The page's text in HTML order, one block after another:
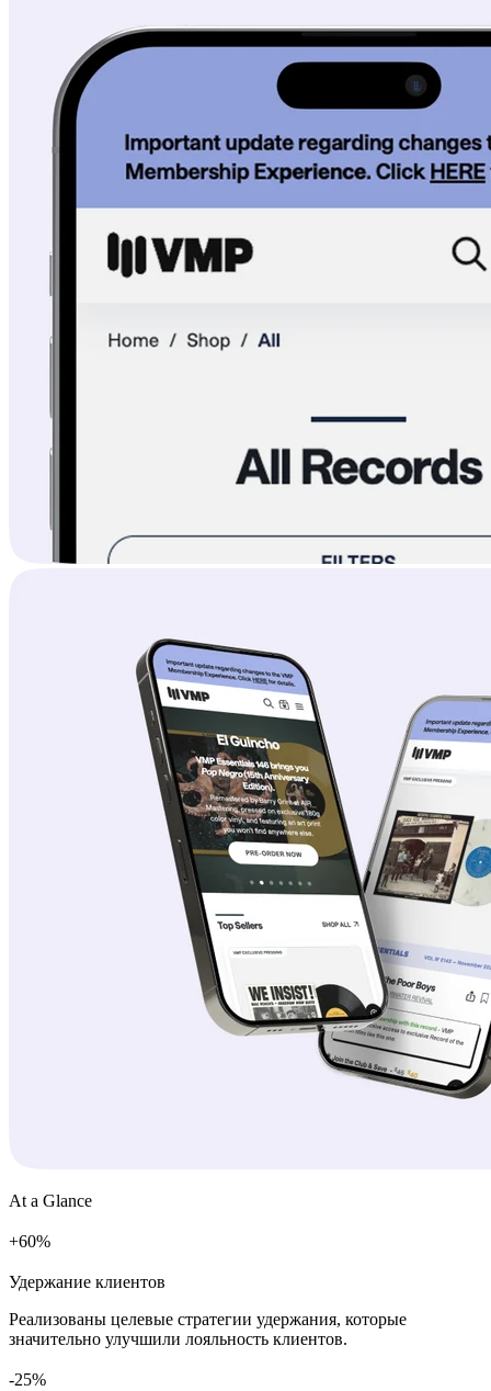
At a Glance
+ %
Удержание клиентов
Реализованы целевые стратегии удержания, которые
значительно улучшили лояльность клиентов.
%